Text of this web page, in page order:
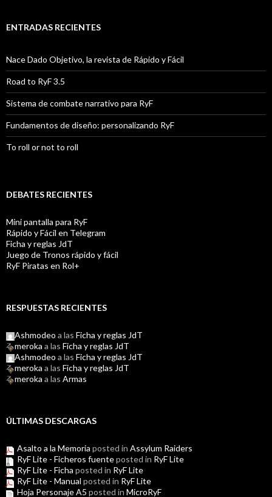
ENTRADAS RECIENTES
Nace Dado Objetivo, la revista de Rápido y Fácil
Road to RyF 3.5
Sistema de combate narrativo para RyF
Fundamentos de diseño: personalizando RyF
To roll or not to roll
DEBATES RECIENTES
Mini pantalla para RyF
Rápido y Fácil en Telegram
Ficha y reglas JdT
Juego de Tronos rápido y fácil
RyF Piratas en Rol+
RESPUESTAS RECIENTES
Ashmodeo a las Ficha y reglas JdT
meroka a las Ficha y reglas JdT
Ashmodeo a las Ficha y reglas JdT
meroka a las Ficha y reglas JdT
meroka a las Armas
ÚLTIMAS DESCARGAS
Asalto a la Memoria posted in Assylum Raiders
RyF Lite - Ficheros fuenteposted in RyF Lite
RyF Lite - Ficha posted in RyF Lite
RyF Lite - Manual posted in RyF Lite
Hoja Personaje A5 posted in MicroRyF